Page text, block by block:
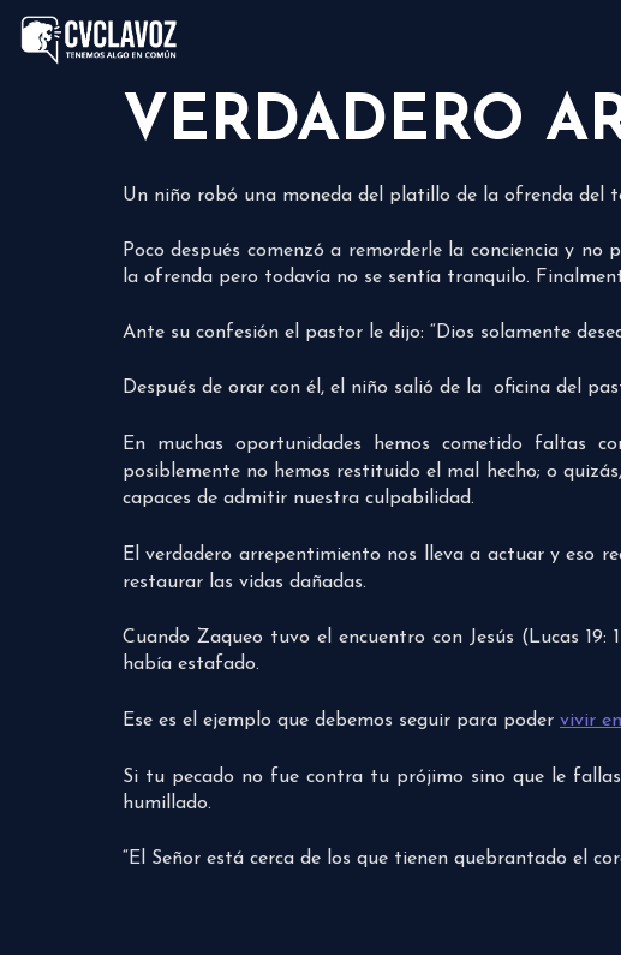
VERDADERO
Un niño robó una moneda del platillo de la ofrenda del
Poco después comenzó a remorderle la conciencia y
la ofrenda pero todavía no se sentía tranquilo.
Ante su confesión el pastor le dijo: “Dios solamente
Después de orar con él, el niño salió de la oficina del
En muchas oportunidades hemos cometido faltas
posiblemente no hemos restituido el mal hecho; o
capaces de admitir nuestra culpabilidad.
El verdadero arrepentimiento nos lleva a actuar y eso
restaurar las vidas dañadas.
Cuando Zaqueo tuvo el encuentro con Jesús (Lucas
había estafado.
Ese es el ejemplo que debemos seguir para poder vivir
Si tu pecado no fue contra tu prójimo sino que le
humillado.
“El Señor está cerca de los que tienen quebrantado el